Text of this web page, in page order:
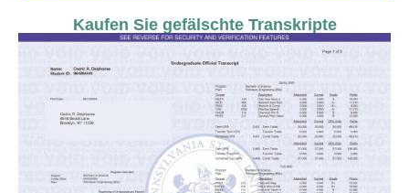
Kaufen Sie gefälschte Transkripte